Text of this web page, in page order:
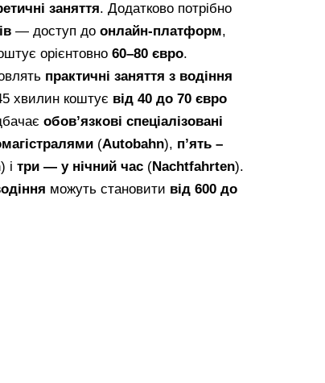
заняття. Додатково потрібно
— доступ до онлайн-платформ,
орієнтовно 60–80 євро.
практичні заняття з водіння
хвилин коштує від 40 до 70 євро
обов’язкові спеціалізовані
(Autobahn), п’ять –
) і три — у нічний час (Nachtfahrten).
можуть становити від 600 до